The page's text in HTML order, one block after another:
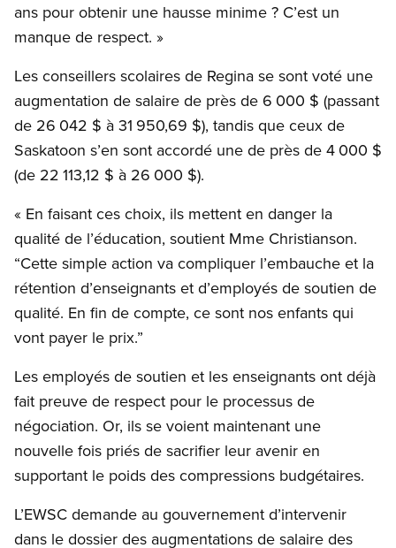
ans pour obtenir une hausse minime ? C’est un
manque de respect. »
Les conseillers scolaires de Regina se sont voté une
augmentation de salaire de près de 6 000 $ (passant
de 26 042 $ à 31 950,69 $), tandis que ceux de
Saskatoon s’en sont accordé une de près de 4 000 $
(de 22 113,12 $ à 26 000 $).
« En faisant ces choix, ils mettent en danger la
qualité de l’éducation, soutient Mme Christianson.
“Cette simple action va compliquer l’embauche et la
rétention d’enseignants et d’employés de soutien de
qualité. En fin de compte, ce sont nos enfants qui
vont payer le prix.”
Les employés de soutien et les enseignants ont déjà
fait preuve de respect pour le processus de
négociation. Or, ils se voient maintenant une
nouvelle fois priés de sacrifier leur avenir en
supportant le poids des compressions budgétaires.
L’EWSC demande au gouvernement d’intervenir
dans le dossier des augmentations de salaire des